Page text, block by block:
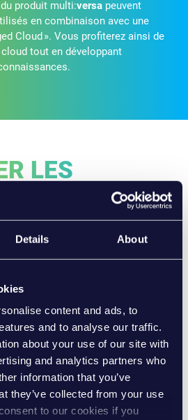
Details About
content and ads, to
and to analyse our traffic.
about your use of our site with
and analytics partners who
information that you’ve
they’ve collected from your use
to our cookies if you
produit multi:versa peuvent
en combinaison avec une
Cloud ». Vous profiterez ainsi de
tout en développant
LES
DU CLOUD
grâce à
de pointe
plus rapide
de nouvelles applications
plus courts